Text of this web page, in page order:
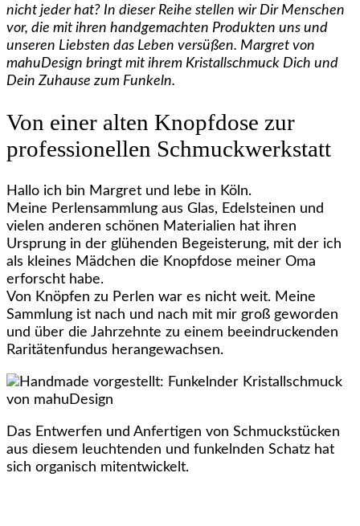
nicht jeder hat? In dieser Reihe stellen wir Dir Menschen
vor, die mit ihren handgemachten Produkten uns und
unseren Liebsten das Leben versüßen. Margret von
mahuDesign bringt mit ihrem Kristallschmuck Dich und
Dein Zuhause zum Funkeln.
Von einer alten Knopfdose zur
professionellen Schmuckwerkstatt
Hallo ich bin Margret und lebe in Köln.
Meine Perlensammlung aus Glas, Edelsteinen und
vielen anderen schönen Materialien hat ihren
Ursprung in der glühenden Begeisterung, mit der ich
als kleines Mädchen die Knopfdose meiner Oma
erforscht habe.
Von Knöpfen zu Perlen war es nicht weit. Meine
Sammlung ist nach und nach mit mir groß geworden
und über die Jahrzehnte zu einem beeindruckenden
Raritätenfundus herangewachsen.
Das Entwerfen und Anfertigen von Schmuckstücken
aus diesem leuchtenden und funkelnden Schatz hat
sich organisch mitentwickelt.